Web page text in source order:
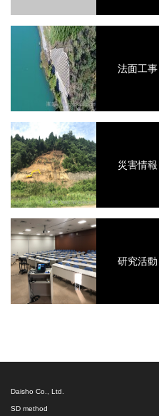
法面工事
災害情報
研究活動
Daisho Co., Ltd.
SD method